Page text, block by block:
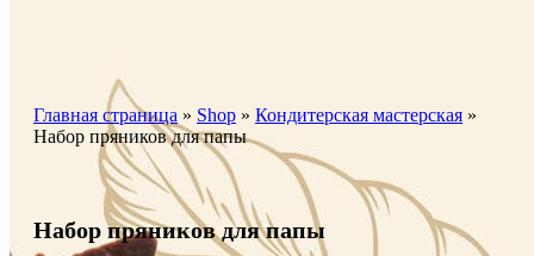
Главная страница » Shop » Кондитерская мастерская »
Набор пряников для папы
Набор пряников для папы